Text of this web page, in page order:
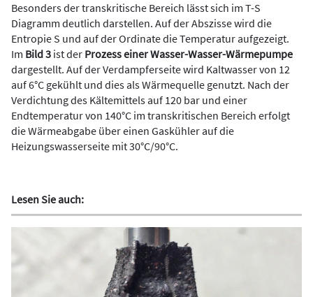
Besonders der transkritische Bereich lässt sich im T-S
Diagramm deutlich darstellen. Auf der Abszisse wird die
Entropie S und auf der Ordinate die Temperatur aufgezeigt.
Im Bild 3 ist der Prozess einer Wasser-Wasser-Wärmepumpe
dargestellt. Auf der Verdampferseite wird Kaltwasser von 12
auf 6°C gekühlt und dies als Wärmequelle genutzt. Nach der
Verdichtung des Kältemittels auf 120 bar und einer
Endtemperatur von 140°C im transkritischen Bereich erfolgt
die Wärmeabgabe über einen Gaskühler auf die
Heizungswasserseite mit 30°C/90°C.
Lesen Sie auch: